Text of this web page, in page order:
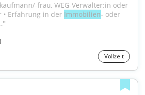
frau, WEG-Verwalter:in oder
• Erfahrung in der Immobilien- oder
Vollzeit